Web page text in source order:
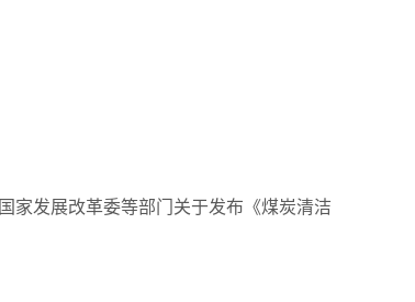
国家发展改革委等部门关于发布《煤炭清洁